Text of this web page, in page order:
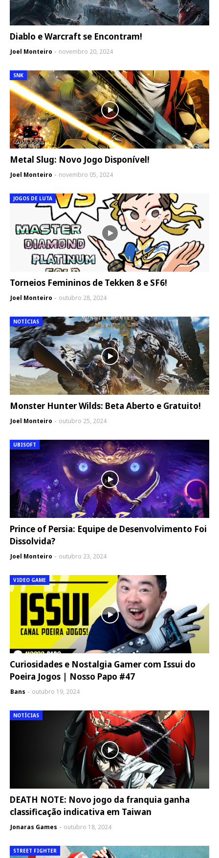
Diablo e Warcraft se Encontram!
Joel Monteiro novembro 20, 2024
SNK
Metal Slug: Novo Jogo Disponível!
Joel Monteiro novembro 05, 2024
JOGOS DE LUTA
Torneios Femininos de Tekken 8 e SF6!
Joel Monteiro outubro 28, 2024
NOTÍCIAS
Monster Hunter Wilds: Beta Aberto e Gratuito!
Joel Monteiro outubro 25, 2024
UBISOFT
Prince of Persia: Equipe de Desenvolvimento Foi
Dissolvida?
Joel Monteiro outubro 23, 2024
VIDEO GAME
Curiosidades e Nostalgia Gamer com Issui do
Poeira Jogos | Nosso Papo #47
Bans outubro 19, 2024
NOTÍCIAS
DEATH NOTE: Novo jogo da franquia ganha
classificação indicativa em Taiwan
Jonaras Games outubro 18, 2024
STREET FIGHTER